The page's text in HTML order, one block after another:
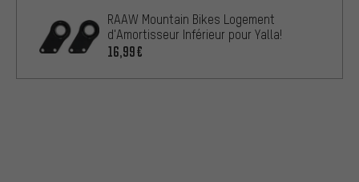
RAAW Mountain Bikes Logement
d'Amortisseur Inférieur pour Yalla!
16,99€